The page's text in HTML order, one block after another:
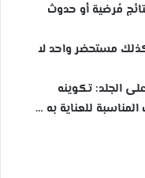
مُرضية أو حدوث
مستحضر واحد لا
الجلد: تكوينه
المناسبة للعناية به …